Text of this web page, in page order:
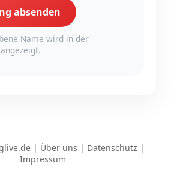
absenden
Name wird in der
| Über uns | Datenschutz |
Impressum